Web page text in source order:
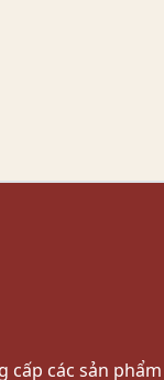
cấp các sản